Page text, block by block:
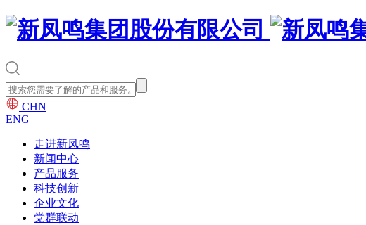
CHN
ENG
走进新凤鸣
新闻中心
产品服务
科技创新
企业文化
党群联动